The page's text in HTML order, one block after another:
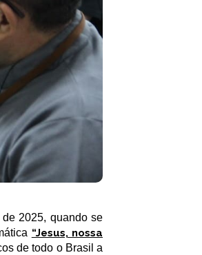
2025, quando se
“Jesus, nossa
de todo o Brasil a